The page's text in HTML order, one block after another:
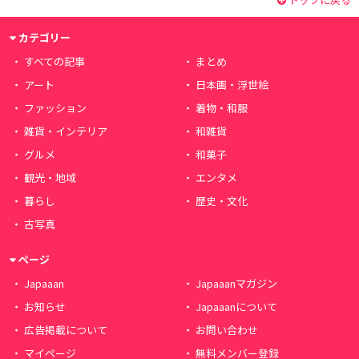
カテゴリー
すべての記事
まとめ
アート
日本画・浮世絵
ファッション
着物・和服
雑貨・インテリア
和雑貨
グルメ
和菓子
観光・地域
エンタメ
暮らし
歴史・文化
古写真
ページ
Japaaan
Japaaanマガジン
お知らせ
Japaaanについて
広告掲載について
お問い合わせ
マイページ
無料メンバー登録